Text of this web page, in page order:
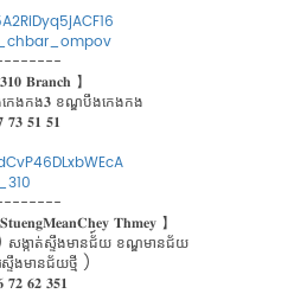
𝐁𝐫𝐚𝐧𝐜𝐡 】
កេងកង𝟑 ខណ្ឌបឹងកេងកង
𝟕𝟑 𝟓𝟏 𝟓𝟏
𝐓𝐡𝐦𝐞𝐲 】
សង្កាត់ស្ទឹងមានជ័៍យ ខណ្ឌមានជ័យ
ទឹងមានជ័យថ្មី )
𝟕𝟐 𝟔𝟐 𝟑𝟓𝟏